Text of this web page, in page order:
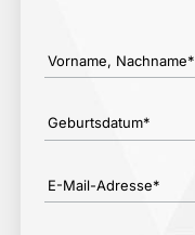
Vorname, Nachname*
Geburtsdatum*
E-Mail-Adresse*